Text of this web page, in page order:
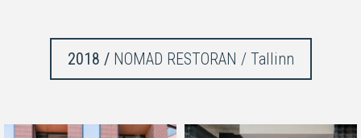
2018 /NOMAD RESTORAN / Tallinn